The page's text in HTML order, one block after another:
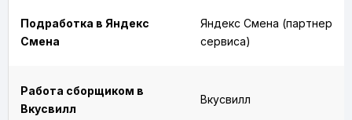
Подработка в Яндекс
Смена
Яндекс Смена (партнер
сервиса)
Работа сборщиком в
Вкусвилл
Вкусвилл